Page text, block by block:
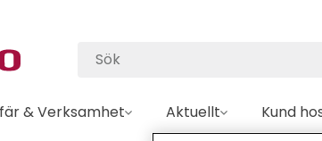
& Verksamhet Aktuellt Kund